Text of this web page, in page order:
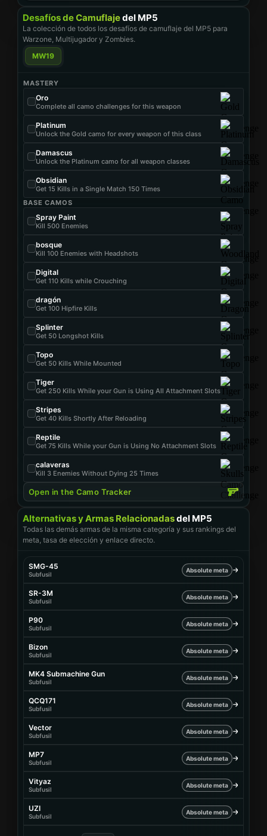
Desafíos de Camuflajedel MP5
La colección de todos los desafíos de camuflaje del MP5 para
Warzone, Multijugador y Zombies.
MW19
MASTERY
Oro
Complete all camo challenges for this weapon
Platinum
Unlock the Gold camo for every weapon of this class
Damascus
Unlock the Platinum camo for all weapon classes
Obsidian
Get 15 Kills in a Single Match 150 Times
BASE CAMOS
Spray Paint
Kill 500 Enemies
bosque
Kill 100 Enemies with Headshots
Digital
Get 110 Kills while Crouching
dragón
Get 100 Hipfire Kills
Splinter
Get 50 Longshot Kills
Topo
Get 50 Kills While Mounted
Tiger
Get 250 Kills While your Gun is Using All Attachment Slots
Stripes
Get 40 Kills Shortly After Reloading
Reptile
Get 75 Kills While your Gun is Using No Attachment Slots
calaveras
Kill 3 Enemies Without Dying 25 Times
Open in the Camo Tracker
Alternativas y Armas Relacionadasdel MP5
Todas las demás armas de la misma categoría y sus rankings del
meta, tasa de elección y enlace directo.
SMG-45
Subfusil
Absolute meta
SR-3M
Subfusil
Absolute meta
P90
Subfusil
Absolute meta
Bizon
Subfusil
Absolute meta
MK4 Submachine Gun
Subfusil
Absolute meta
QCQ171
Subfusil
Absolute meta
Vector
Subfusil
Absolute meta
MP7
Subfusil
Absolute meta
Vityaz
Subfusil
Absolute meta
UZI
Subfusil
Absolute meta